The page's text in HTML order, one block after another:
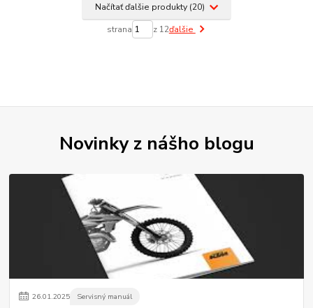
Načítať ďalšie produkty (20)
strana z 12ďalšie
Novinky z nášho blogu
26.01.2025 Servisný manuál